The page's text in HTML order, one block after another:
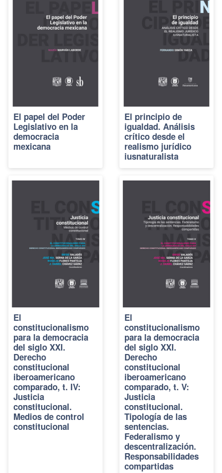
El papel del Poder
Legislativo en la
democracia
mexicana
El principio de
igualdad. Análisis
crítico desde el
realismo jurídico
iusnaturalista
El
constitucionalismo
para la democracia
del siglo XXI.
Derecho
constitucional
iberoamericano
comparado, t. IV:
Justicia
constitucional.
Medios de control
constitucional
El
constitucionalismo
para la democracia
del siglo XXI.
Derecho
constitucional
iberoamericano
comparado, t. V:
Justicia
constitucional.
Tipología de las
sentencias.
Federalismo y
descentralización.
Responsabilidades
compartidas